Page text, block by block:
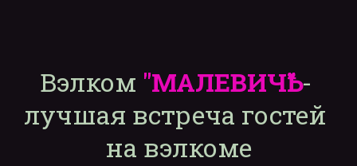
Вэлком "МАЛЕВИЧҌ" -
лучшая встреча гостей
на вэлкоме